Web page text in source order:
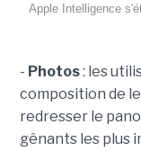
Apple Intelligence
- Photos: les
composition de
redresser le
gênants les plus